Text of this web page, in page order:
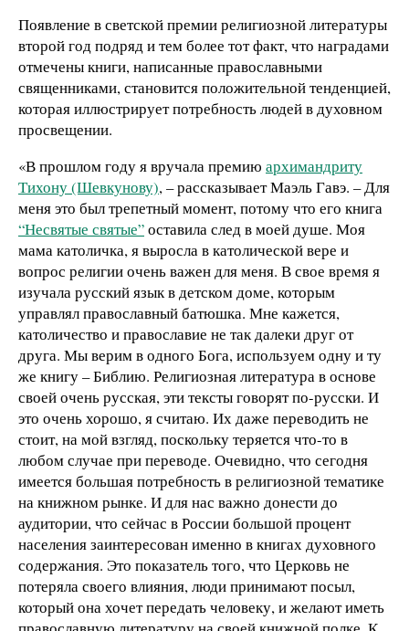
Появление в светской премии религиозной литературы
второй год подряд и тем более тот факт, что наградами
отмечены книги, написанные православными
священниками, становится положительной тенденцией,
которая иллюстрирует потребность людей в духовном
просвещении.
«В прошлом году я вручала премию архимандриту
Тихону (Шевкунову), – рассказывает Маэль Гавэ. – Для
меня это был трепетный момент, потому что его книга
“Несвятые святые”оставила след в моей душе. Моя
мама католичка, я выросла в католической вере и
вопрос религии очень важен для меня. В свое время я
изучала русский язык в детском доме, которым
управлял православный батюшка. Мне кажется,
католичество и православие не так далеки друг от
друга. Мы верим в одного Бога, используем одну и ту
же книгу – Библию. Религиозная литература в основе
своей очень русская, эти тексты говорят по-русски. И
это очень хорошо, я считаю. Их даже переводить не
стоит, на мой взгляд, поскольку теряется что-то в
любом случае при переводе. Очевидно, что сегодня
имеется большая потребность в религиозной тематике
на книжном рынке. И для нас важно донести до
аудитории, что сейчас в России большой процент
населения заинтересован именно в книгах духовного
содержания. Это показатель того, что Церковь не
потеряла своего влияния, люди принимают посыл,
который она хочет передать человеку, и желают иметь